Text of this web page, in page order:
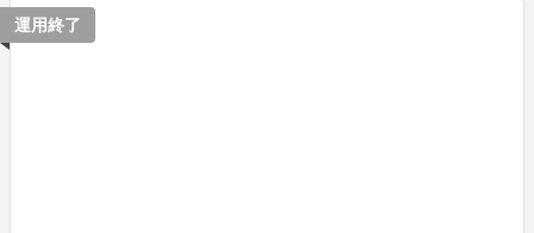
運用終了